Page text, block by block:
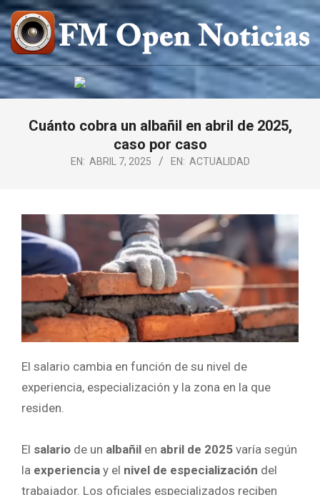
Saltar
al
contenido
FM
OPEN
NOTICIAS
Cuánto cobra un albañil en abril de 2025,
caso por caso
EN: ABRIL 7, 2025 EN: ACTUALIDAD
El salario cambia en función de su nivel de
experiencia, especialización y la zona en la que
residen.
El salario de un albañil en abril de 2025 varía según
la experiencia y el nivel de especialización del
trabajador. Los oficiales especializados reciben